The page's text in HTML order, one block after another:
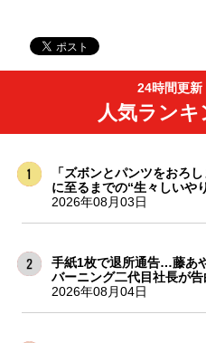
24時間更新
人気ランキ
「ズボンとパンツをおろ
に至るまでの“生々しいや
2026年08月03日
手紙1枚で退所通告…藤あ
バーニング二代目社長が
2026年08月04日